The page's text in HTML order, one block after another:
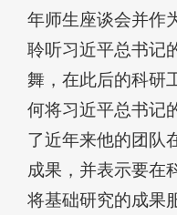
年师生座谈会并作
聆听习近平总书记
舞，在此后的科研
何将习近平总书记
了近年来他的团队
成果，并表示要在
将基础研究的成果